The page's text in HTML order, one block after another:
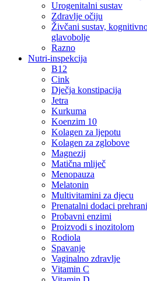
Urogenitalni sustav
Zdravlje očiju
Živčani sustav,
glavobolje
Razno
Nutri-inspekcija
B12
Cink
Dječja konstipacija
Jetra
Kurkuma
Koenzim 10
Kolagen za ljepotu
Kolagen za zglobove
Magnezij
Matična mliječ
Menopauza
Melatonin
Multivitamini za djecu
Prenatalni dodaci prehrani
Probavni enzimi
Proizvodi s inozitolom
Rodiola
Spavanje
Vaginalno zdravlje
Vitamin C